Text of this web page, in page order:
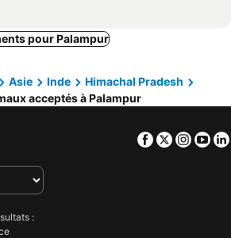
Hotel Jk Dharmashala
pour Palampur
Asie Inde
Himachal Pradesh
acceptés à Palampur
Facebook
Twitter
: